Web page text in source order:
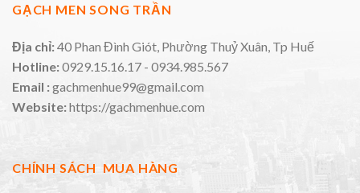
GẠCH MEN SONG TRẦN
Địa chỉ:40 Phan Đình Giót, Phường Thuỷ Xuân, Tp Huế
Hotline:0929.15.16.17 - 0934.985.567
Email :gachmenhue99@gmail.com
Website:https://gachmenhue.com
CHÍNH SÁCH MUA HÀNG